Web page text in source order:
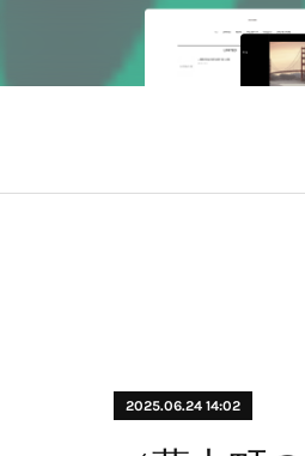
2025.06.24 14:02